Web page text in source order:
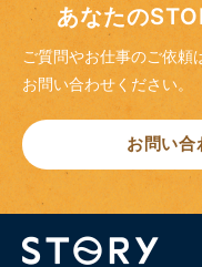
あなたの
ご質問やお仕事のご依頼
お問い合わせください。
お問い合